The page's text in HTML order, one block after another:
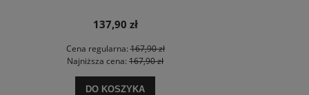
137,90 zł
Cena regularna:167,90 zł
Najniższa cena: 167,90 zł
DO KOSZYKA